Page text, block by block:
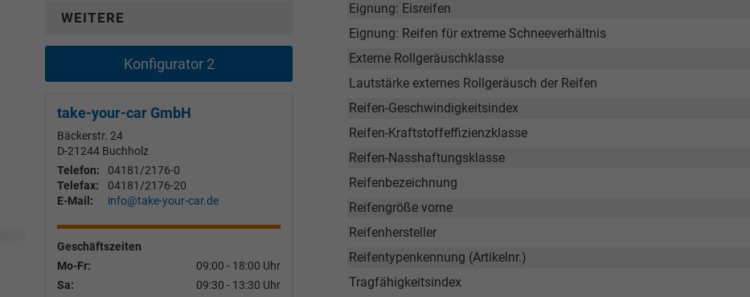
Eignung: Eisreifen
Eignung: Reifen für extreme Schneeverhältnis
Externe Rollgeräuschklasse
Lautstärke externes Rollgeräusch der Reifen
Reifen-Geschwindigkeitsindex
Reifen-Kraftstoffeffizienzklasse
Reifen-Nasshaftungsklasse
Reifenbezeichnung
Reifengröße vorne
Reifenhersteller
Reifentypenkennung (Artikelnr.)
Tragfähigkeitsindex
WEITERE
Konfigurator 2
take-your-car GmbH
Bäckerstr. 24
D-21244 Buchholz
Telefon:
04181/2176-0
Telefax:
04181/2176-20
E-Mail:
info@take-your-car.de
Geschäftszeiten
Mo-Fr:
09:00 - 18:00 Uhr
Sa:
09:30 - 13:30 Uhr